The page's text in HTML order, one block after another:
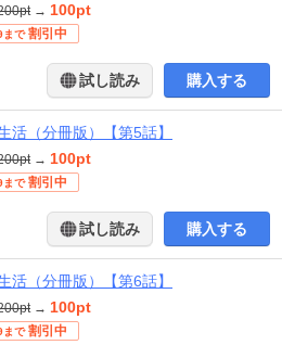
→ 100pt
まで 割引中
試し読み 購入する
活（分冊版）【第5話】
→ 100pt
まで 割引中
試し読み 購入する
活（分冊版）【第6話】
→ 100pt
まで 割引中